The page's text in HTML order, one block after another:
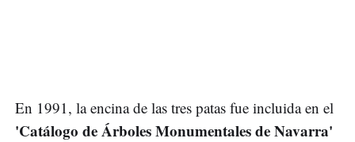
En 1991, la encina de las tres patas fue incluida en el
'Catálogo de Árboles Monumentales de Navarra'